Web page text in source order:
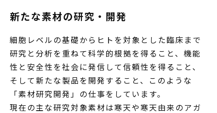
新たな素材の研究・開発
細胞レベルの基礎からヒトを対象とした臨床まで
研究と分析を重ねて科学的根拠を得ること、機能
性と安全性を社会に発信して信頼性を得ること、
そして新たな製品を開発すること、このような
「素材研究開発」の仕事をしています。
現在の主な研究対象素材は寒天や寒天由来のアガ